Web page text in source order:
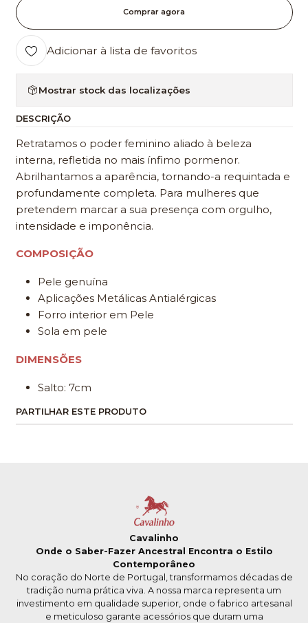
Comprar agora
Adicionar à lista de favoritos
Mostrar stock das localizações
DESCRIÇÃO
Retratamos o poder feminino aliado à beleza
interna, refletida no mais ínfimo pormenor.
Abrilhantamos a aparência, tornando-a requintada e
profundamente completa. Para mulheres que
pretendem marcar a sua presença com orgulho,
intensidade e imponência.
COMPOSIÇÃO
Pele genuína
Aplicações Metálicas Antialérgicas
Forro interior em Pele
Sola em pele
DIMENSÕES
Salto: 7cm
PARTILHAR ESTE PRODUTO
Cavalinho
Onde o Saber-Fazer Ancestral Encontra o Estilo
Contemporâneo
No coração do Norte de Portugal, transformamos décadas de
tradição numa prática viva. A nossa marca representa um
investimento em qualidade superior, onde o fabrico artesanal
e meticuloso garante acessórios que duram uma